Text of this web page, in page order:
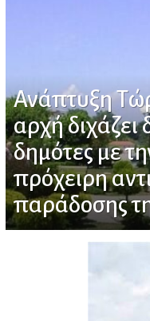
Ανάπτυξη
αρχή διχάζει
δημότες με
πρόχειρη
παράδοσης